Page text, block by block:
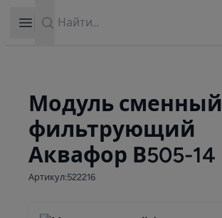
Open sidebar
Модуль сменный
фильтрующий
Аквафор В505-14
Артикул:522216